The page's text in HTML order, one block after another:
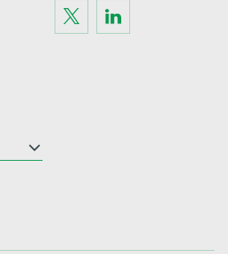
Visit
us
on
Twitter
Visit
on
LinkedIn